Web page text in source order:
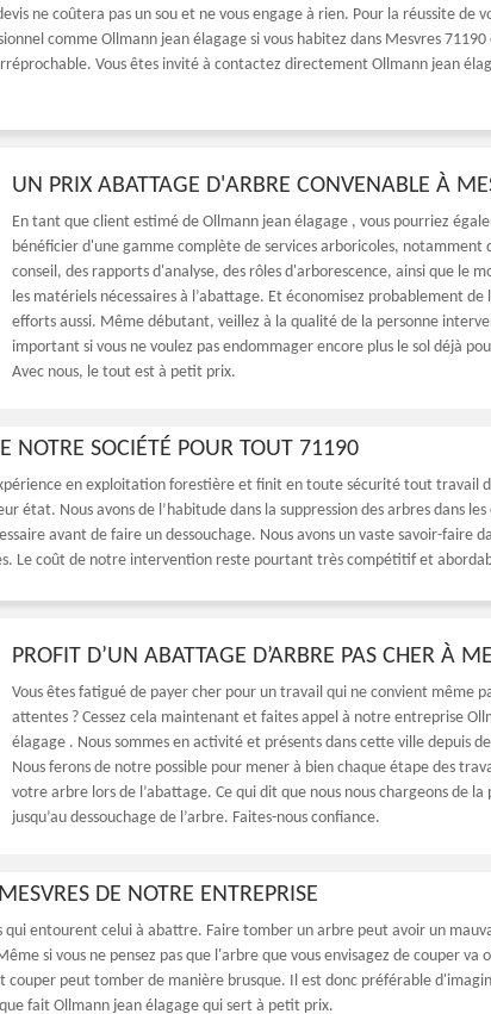
ne coûtera pas un sou et ne vous engage à rien. Pour la réussite de
comme Ollmann jean élagage si vous habitez dans Mesvres
Vous êtes invité à contactez directement Ollmann jean
UN PRIX ABATTAGE D'ARBRE CONVENABLE À
En tant que client estimé de Ollmann jean élagage , vous pourriez
bénéficier d'une gamme complète de services arboricoles, notamment
conseil, des rapports d'analyse, des rôles d'arborescence, ainsi que le
les matériels nécessaires à l’abattage. Et économisez probablement
efforts aussi. Même débutant, veillez à la qualité de la personne
important si vous ne voulez pas endommager encore plus le sol déjà
Avec nous, le tout est à petit prix.
NOTRE SOCIÉTÉ POUR TOUT 71190
en exploitation forestière et finit en toute sécurité tout travail
état. Nous avons de l’habitude dans la suppression des arbres dans les
avant de faire un dessouchage. Nous avons un vaste savoir-faire
Le coût de notre intervention reste pourtant très compétitif et
PROFIT D’UN ABATTAGE D’ARBRE PAS CHER À
Vous êtes fatigué de payer cher pour un travail qui ne convient même
attentes ? Cessez cela maintenant et faites appel à notre entreprise
élagage . Nous sommes en activité et présents dans cette ville depuis
Nous ferons de notre possible pour mener à bien chaque étape des
votre arbre lors de l’abattage. Ce qui dit que nous nous chargeons de
jusqu’au dessouchage de l’arbre. Faites-nous confiance.
DE NOTRE ENTREPRISE
entourent celui à abattre. Faire tomber un arbre peut avoir un
si vous ne pensez pas que l'arbre que vous envisagez de couper va
couper peut tomber de manière brusque. Il est donc préférable
fait Ollmann jean élagage qui sert à petit prix.